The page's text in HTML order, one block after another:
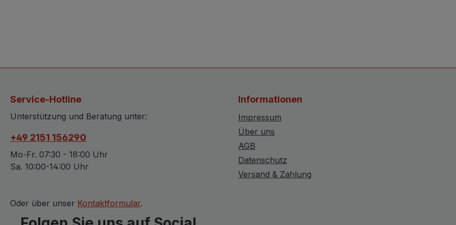
Service-Hotline
Unterstützung und Beratung unter:
+49 2151 156290
Mo-Fr. 07:30 - 18:00 Uhr
Sa. 10:00-14:00 Uhr
Oder über unser Kontaktformular.
Informationen
Impressum
Über uns
AGB
Datenschutz
Versand & Zahlung